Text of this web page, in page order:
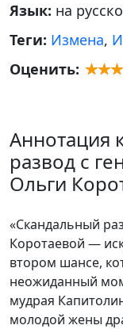
Язык: на
Теги: Измена,
Оценить:
Аннотация
развод с
Ольги
«Скандальный
Коротаевой —
втором шансе,
неожиданный
мудрая
молодой жены